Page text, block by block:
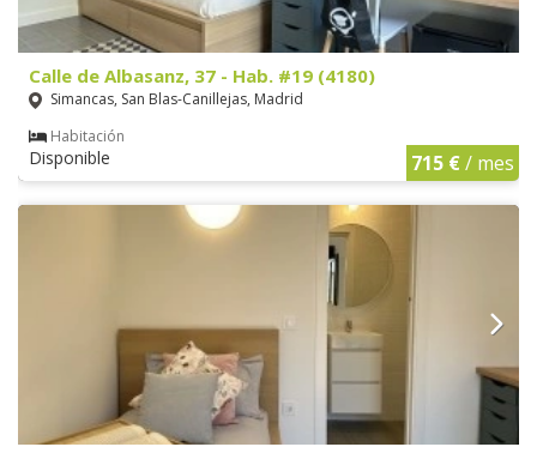
Calle de Albasanz, 37 - Hab. #19 (4180)
Simancas, San Blas-Canillejas, Madrid
Habitación
Disponible 715 €/ mes